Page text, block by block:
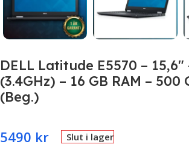
DELL Latitude E5570 – 15,6″
(3.4GHz) – 16 GB RAM – 500
(Beg.)
5490 kr Slut i lager